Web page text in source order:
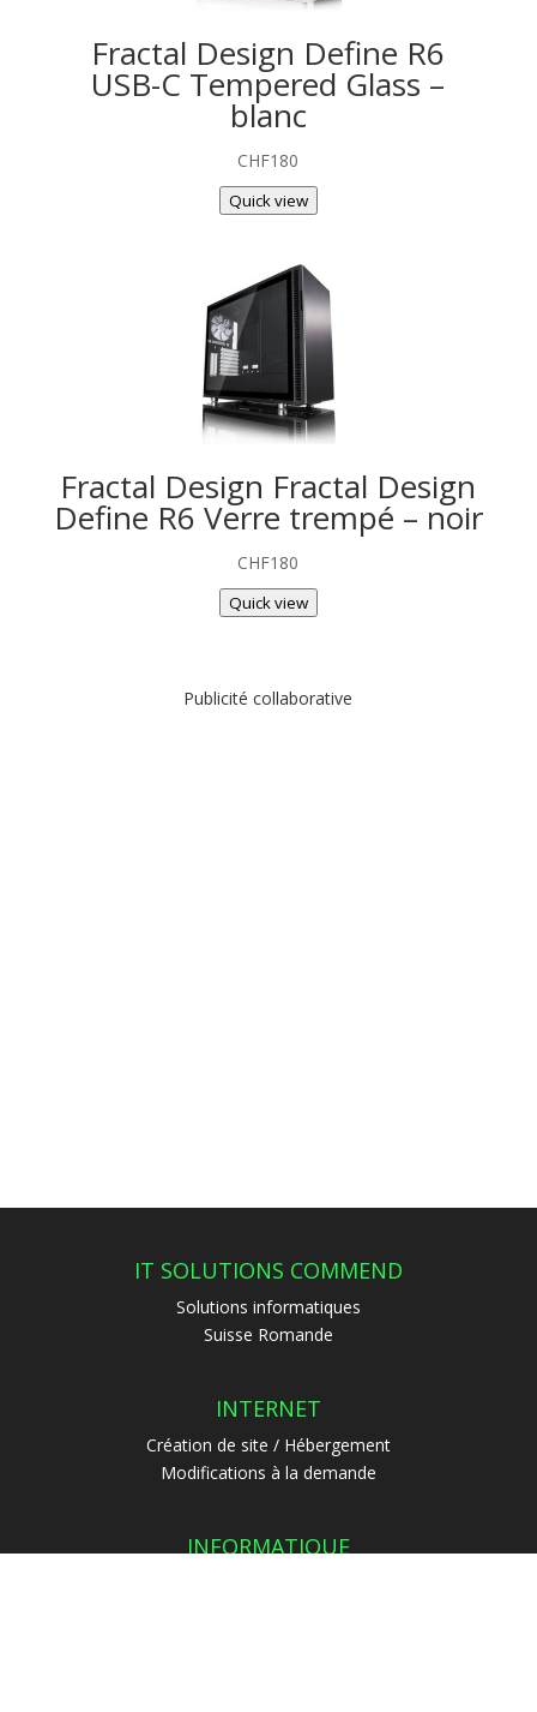
Fractal Design Define R6
USB-C Tempered Glass –
blanc
CHF180
Quick view
Fractal Design Fractal Design
Define R6 Verre trempé – noir
CHF180
Quick view
Publicité collaborative
IT SOLUTIONS COMMEND
Solutions informatiques
Suisse Romande
INTERNET
Création de site / Hébergement
Modifications à la demande
INFORMATIQUE